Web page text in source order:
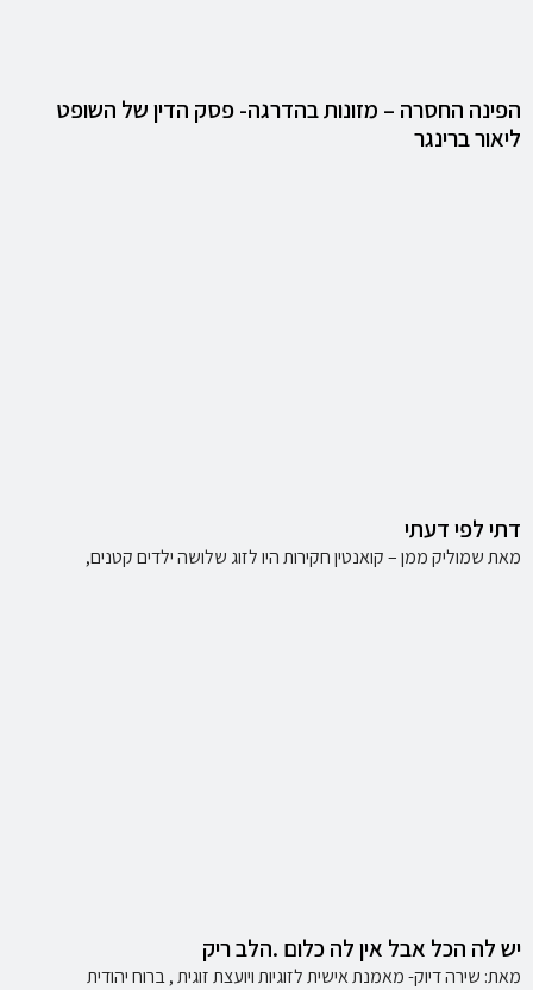
הפינה החסרה – מזונות בהדרגה- פסק הדין של השופט
ליאור ברינגר
דתי לפי דעתי
מאת שמוליק ממן – קואנטין חקירות היו לזוג שלושה ילדים קטנים,
יש לה הכל אבל אין לה כלום .הלב ריק
מאת: שירה דיוק- מאמנת אישית לזוגיות ויועצת זוגית , ברוח יהודית